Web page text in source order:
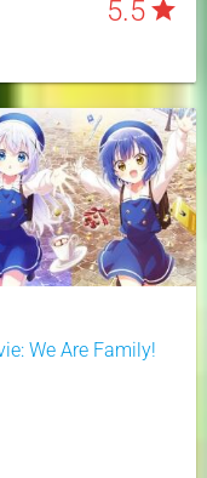
5.5 star
We Are Family!